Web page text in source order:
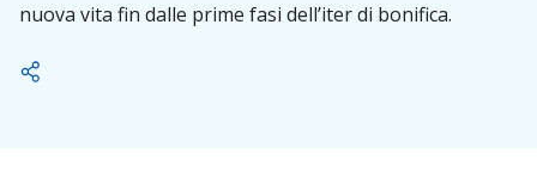
nuova vita fin dalle prime fasi dell’iter di bonifica.